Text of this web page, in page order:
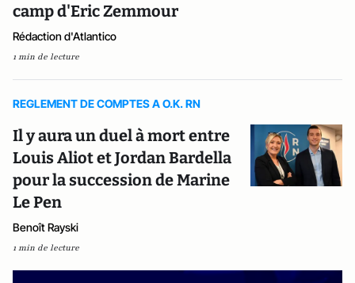
camp d'Eric Zemmour
Rédaction d'Atlantico
1 min de lecture
REGLEMENT DE COMPTES A O.K. RN
Il y aura un duel à mort entre
Louis Aliot et Jordan Bardella
pour la succession de Marine
Le Pen
Benoît Rayski
1 min de lecture